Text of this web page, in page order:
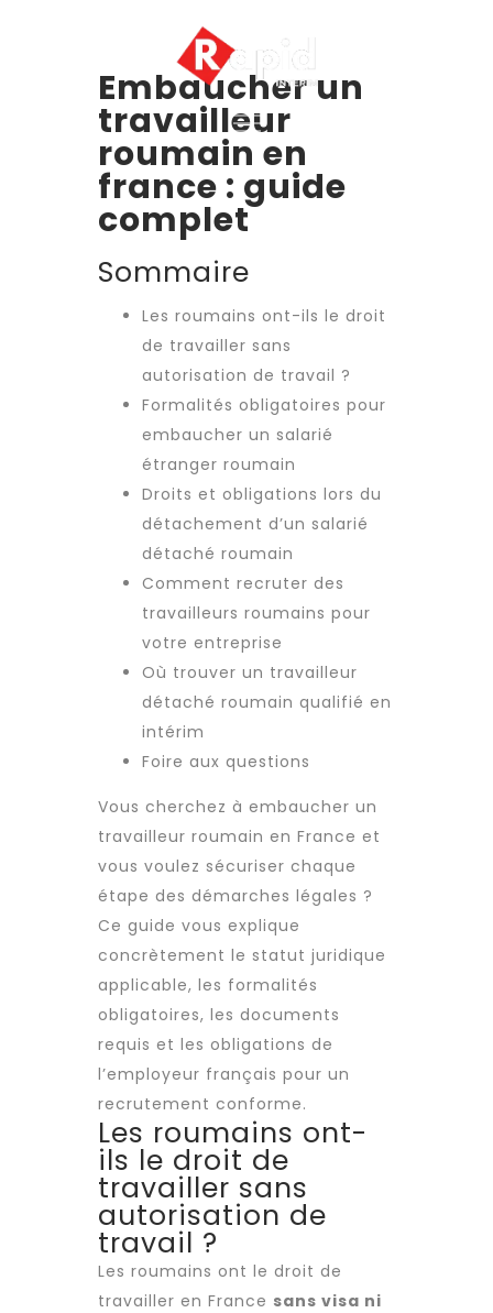
Embaucher un
travailleur
roumain en
france : guide
complet
Sommaire
Les roumains ont-ils le droit
de travailler sans
autorisation de travail ?
Formalités obligatoires pour
embaucher un salarié
étranger roumain
Droits et obligations lors du
détachement d’un salarié
détaché roumain
Comment recruter des
travailleurs roumains pour
votre entreprise
Où trouver un travailleur
détaché roumain qualifié en
intérim
Foire aux questions
Vous cherchez à embaucher un
travailleur roumain en France et
vous voulez sécuriser chaque
étape des démarches légales ?
Ce guide vous explique
concrètement le statut juridique
applicable, les formalités
obligatoires, les documents
requis et les obligations de
l’employeur français pour un
recrutement conforme.
Les roumains ont-
ils le droit de
travailler sans
autorisation de
travail ?
Les roumains ont le droit de
travailler en France sans visa ni